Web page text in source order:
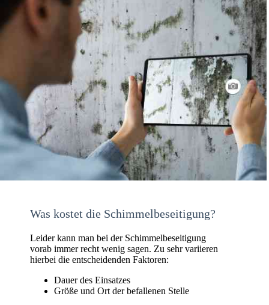
Was kostet die Schimmelbeseitigung?
Leider kann man bei der Schimmelbeseitigung
vorab immer recht wenig sagen. Zu sehr variieren
hierbei die entscheidenden Faktoren:
Dauer des Einsatzes
Größe und Ort der befallenen Stelle